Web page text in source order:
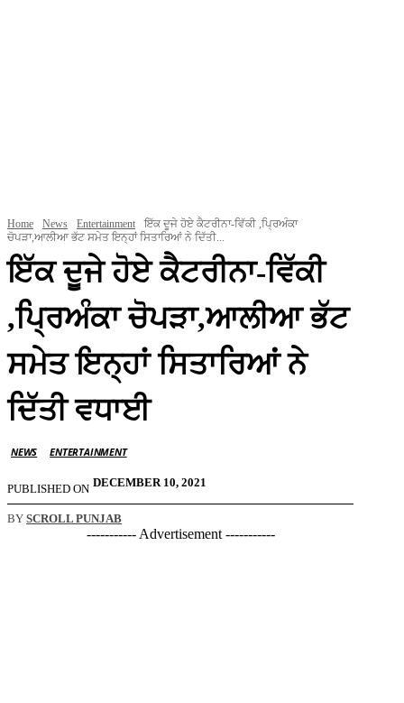
Home News Entertainment
ਇੱਕ ਦੂਜੇ ਹੋਏ ਕੈਟਰੀਨਾ-ਵਿੱਕੀ ,ਪ੍ਰਿਅੰਕਾ
ਚੋਪੜਾ,ਆਲੀਆ ਭੱਟ ਸਮੇਤ ਇਨ੍ਹਾਂ ਸਿਤਾਰਿਆਂ ਨੇ ਦਿੱਤੀ...
ਇੱਕ ਦੂਜੇ ਹੋਏ ਕੈਟਰੀਨਾ-ਵਿੱਕੀ
,ਪ੍ਰਿਅੰਕਾ ਚੋਪੜਾ,ਆਲੀਆ ਭੱਟ
ਸਮੇਤ ਇਨ੍ਹਾਂ ਸਿਤਾਰਿਆਂ ਨੇ
ਦਿੱਤੀ ਵਧਾਈ
NEWS ENTERTAINMENT
PUBLISHED ON DECEMBER 10, 2021
BY SCROLL PUNJAB
----------- Advertisement -----------